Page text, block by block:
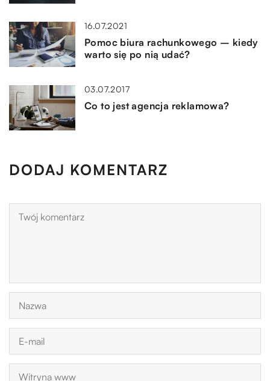
16.07.2021
Pomoc biura rachunkowego – kiedy
warto się po nią udać?
03.07.2017
Co to jest agencja reklamowa?
DODAJ KOMENTARZ